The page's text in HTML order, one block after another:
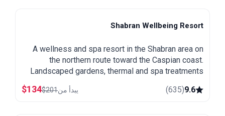
Shabran Wellbeing Resort
A wellness and spa resort in the Shabran area on
the northern route toward the Caspian coast.
Landscaped gardens, thermal and spa treatments
9.6
(
635
) يبدأ من $201
$134